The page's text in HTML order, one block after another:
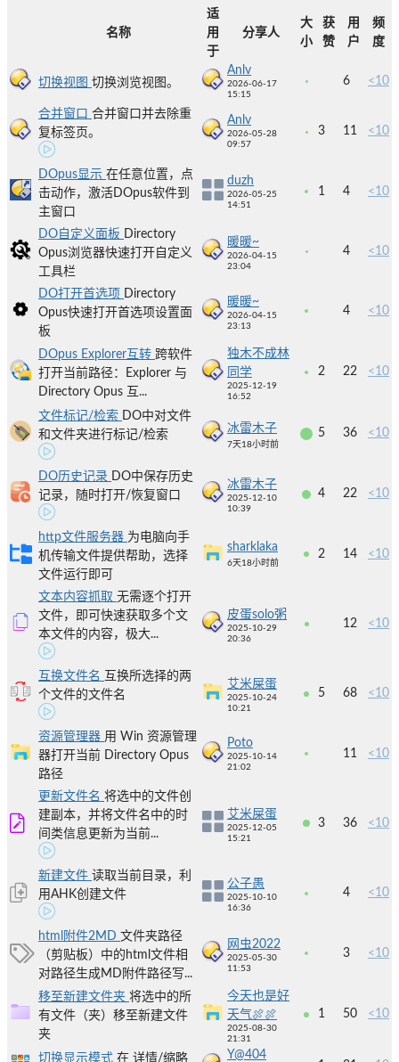
名称
适
用
于
分享人
大
小
获
赞
用
户
频
度
切换视图 切换浏览视图。
Anlv
2026-06-17
15:15
6 <10
合并窗口 合并窗口并去除重
复标签页。
Anlv
2026-05-28
09:57
3 11 <10
DOpus显示 在任意位置，点
击动作，激活DOpus软件到
主窗口
duzh
2026-05-25
14:51
1 4 <10
DO自定义面板 Directory
Opus浏览器快速打开自定义
工具栏
暖暖~
2026-04-15
23:04
4 <10
DO打开首选项 Directory
Opus快速打开首选项设置面
板
暖暖~
2026-04-15
23:13
4 <10
DOpus Explorer互转 跨软件
打开当前路径：Explorer 与
Directory Opus 互...
独木不成林
同学
2025-12-19
16:52
2 22 <10
文件标记/检索 DO中对文件
和文件夹进行标记/检索
冰雷木子
7天18小时前
5 36 <10
DO历史记录 DO中保存历史
记录，随时打开/恢复窗口
冰雷木子
2025-12-10
10:39
4 22 <10
http文件服务器 为电脑向手
机传输文件提供帮助，选择
文件运行即可
sharklaka
6天18小时前
2 14 <10
文本内容抓取 无需逐个打开
文件，即可快速获取多个文
本文件的内容，极大...
皮蛋solo粥
2025-10-29
20:36
12 <10
互换文件名 互换所选择的两
个文件的文件名
艾米屎蛋
2025-10-24
10:21
5 68 <10
资源管理器 用 Win 资源管理
器打开当前 Directory Opus
路径
Poto
2025-10-14
21:02
11 <10
更新文件名 将选中的文件创
建副本，并将文件名中的时
间类信息更新为当前...
艾米屎蛋
2025-12-05
15:21
3 36 <10
新建文件 读取当前目录，利
用AHK创建文件
公子愚
2025-10-10
16:36
4 <10
html附件2MD 文件夹路径
（剪贴板）中的html文件相
对路径生成MD附件路径写...
网虫2022
2025-05-30
11:53
3 <10
移至新建文件夹 将选中的所
有文件（夹）移至新建文件
夹
今天也是好
天气🍖🍖
2025-08-30
21:31
1 50 <10
切换显示模式 在 详情/缩略
Y@404